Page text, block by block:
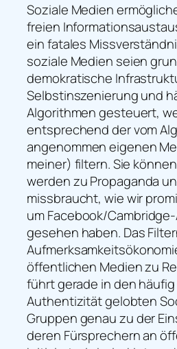
Soziale Medien
freien
ein fatales
soziale Medien seien
demokratische
Selbstinszenierung und
Algorithmen gesteuert,
entsprechend der vom
angenommen eigenen
meiner) filtern. Sie
werden zu Propaganda
missbraucht, wie wir
um Facebook/
gesehen haben. Das
öffentlichen Medien zu
führt gerade in den
Authentizität gelobten
Gruppen genau zu der
deren Fürsprechern an